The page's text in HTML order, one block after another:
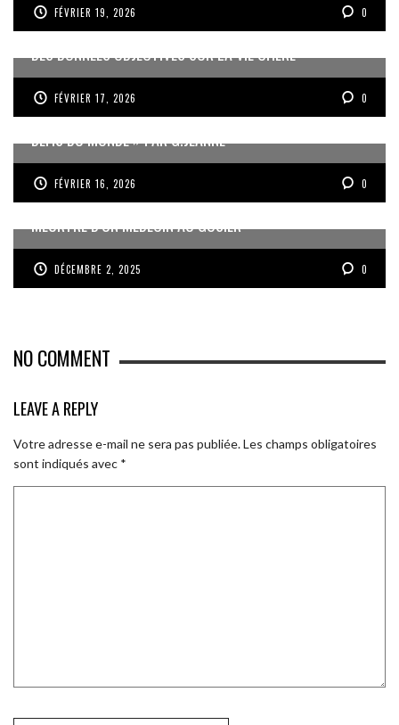
FÉVRIER 19, 2026 0
DES DONNÉES OBJECTIVES SUR LA VIE CHÈRE
FÉVRIER 17, 2026 0
« UN GOSIER FIER, FORT ET RESPONSABLE FACE AUX
DÉFIS DU MONDE » PAR G.JEANNE
FÉVRIER 16, 2026 0
MEURTRE D’UN MÉDECIN AU GOSIER
DÉCEMBRE 2, 2025 0
NO COMMENT
LEAVE A REPLY
Votre adresse e-mail ne sera pas publiée.Les champs obligatoires
sont indiqués avec *